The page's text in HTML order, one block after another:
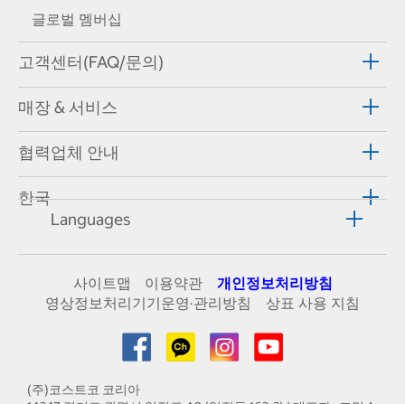
글로벌 멤버십
고객센터(FAQ/문의)
매장 & 서비스
협력업체 안내
한국
Languages
사이트맵 이용약관
개인정보처리방침
영상정보처리기기운영·관리방침
상표 사용 지침
(주)코스트코 코리아